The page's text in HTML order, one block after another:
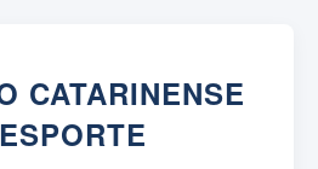
CATARINENSE